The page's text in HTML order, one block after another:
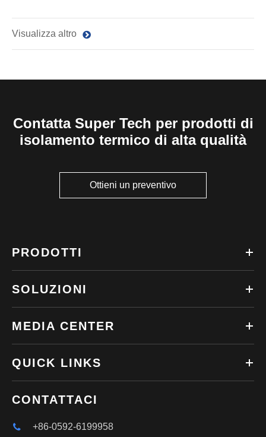
Visualizza altro
Contatta Super Tech per prodotti di
isolamento termico di alta qualità
Ottieni un preventivo
PRODOTTI
SOLUZIONI
MEDIA CENTER
QUICK LINKS
CONTATTACI
+86-0592-6199958